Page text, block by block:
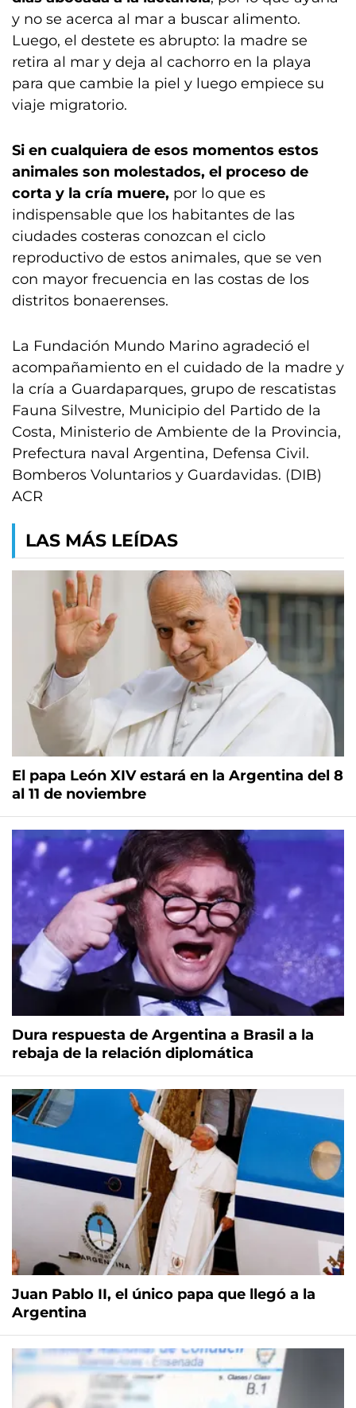
y no se acerca al mar a buscar alimento.
Luego, el destete es abrupto: la madre se
retira al mar y deja al cachorro en la playa
para que cambie la piel y luego empiece su
viaje migratorio.
Si en cualquiera de esos momentos estos
animales son molestados, el proceso de
corta y la cría muere, por lo que es
indispensable que los habitantes de las
ciudades costeras conozcan el ciclo
reproductivo de estos animales, que se ven
con mayor frecuencia en las costas de los
distritos bonaerenses.
La Fundación Mundo Marino agradeció el
acompañamiento en el cuidado de la madre y
la cría a Guardaparques, grupo de rescatistas
Fauna Silvestre, Municipio del Partido de la
Costa, Ministerio de Ambiente de la Provincia,
Prefectura naval Argentina, Defensa Civil.
Bomberos Voluntarios y Guardavidas. (DIB)
ACR
LAS MÁS LEÍDAS
El papa León XIV estará en la Argentina del 8
al 11 de noviembre
Dura respuesta de Argentina a Brasil a la
rebaja de la relación diplomática
Juan Pablo II, el único papa que llegó a la
Argentina